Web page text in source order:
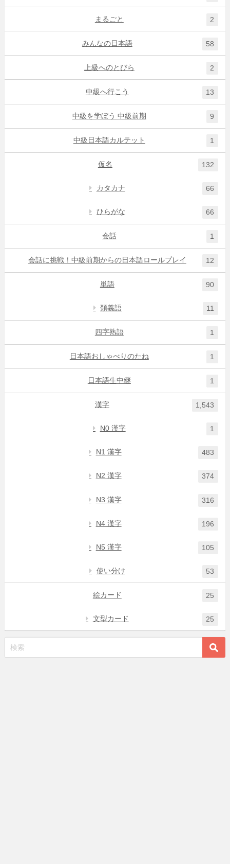
まるごと 2
みんなの日本語 58
上級へのとびら 2
中級へ行こう 13
中級を学ぼう 中級前期 9
中級日本語カルテット 1
仮名 132
カタカナ 66
ひらがな 66
会話 1
会話に挑戦！中級前期からの日本語ロールプレイ 12
単語 90
類義語 11
四字熟語 1
日本語おしゃべりのたね 1
日本語生中継 1
漢字 1,543
N0 漢字 1
N1 漢字 483
N2 漢字 374
N3 漢字 316
N4 漢字 196
N5 漢字 105
使い分け 53
絵カード 25
文型カード 25